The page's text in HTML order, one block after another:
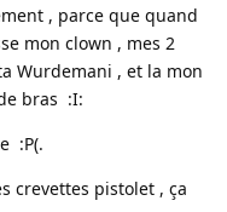
, parce que quand
mon clown , mes 2
Wurdemani , et la mon
bras :I:
:P(.
crevettes pistolet , ça